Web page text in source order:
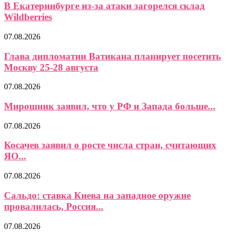
В Екатеринбурге из-за атаки загорелся склад
Wildberries
07.08.2026
Глава дипломатии Ватикана планирует посетить
Москву 25-28 августа
07.08.2026
Мирошник заявил, что у РФ и Запада больше...
07.08.2026
Косачев заявил о росте числа стран, считающих
ЯО...
07.08.2026
Сальдо: ставка Киева на западное оружие
провалилась, Россия...
07.08.2026